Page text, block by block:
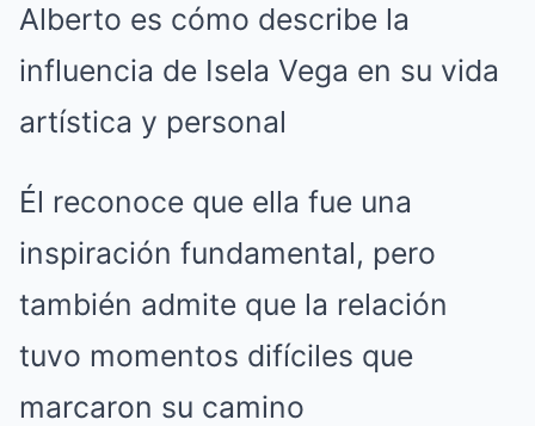
Alberto es cómo describe la
influencia de Isela Vega en su vida
artística y personal
Él reconoce que ella fue una
inspiración fundamental, pero
también admite que la relación
tuvo momentos difíciles que
marcaron su camino